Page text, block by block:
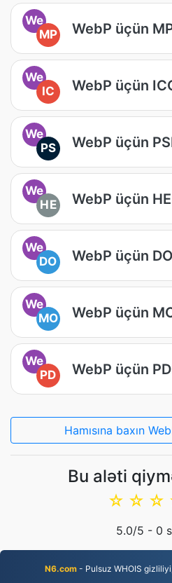
We
MP
WebP üçün
We
IC
WebP üçün
We
PS
WebP üçün
We
HE
WebP üçün
We
DO
WebP üçün
We
MO
WebP üçün
We
PD
WebP üçün
Hamısına baxın
Bu aləti
☆
☆
☆
5.0/5 - 0
N6.com- Pulsuz WHOIS